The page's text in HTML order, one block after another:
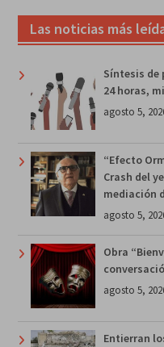
Las noticias más
Síntesis
24 horas,
agosto 5,
“Efecto
Crash del
mediación
agosto 5,
Obra
agosto 5,
Entierran